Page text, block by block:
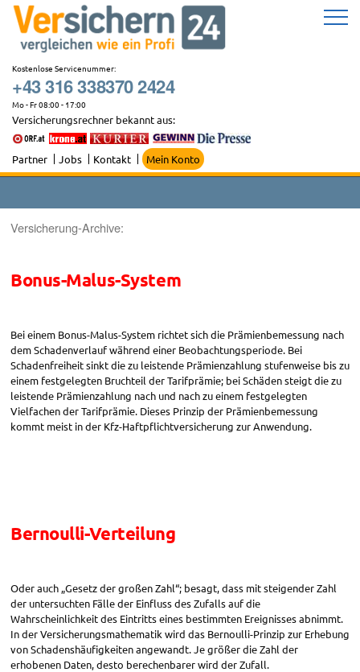
Zum
Inhalt
springen
Kostenlose Servicenummer:
+43 316 338370 2424
Mo - Fr 08:00 - 17:00
Versicherungsrechner bekannt aus:
Partner Jobs Kontakt Mein Konto
Versicherung-Archive:
Bonus-Malus-System
Bei einem Bonus-Malus-System richtet sich die Prämienbemessung nach
dem Schadenverlauf während einer Beobachtungsperiode. Bei
Schadenfreiheit sinkt die zu leistende Prämienzahlung stufenweise bis zu
einem festgelegten Bruchteil der Tarifprämie; bei Schäden steigt die zu
leistende Prämienzahlung nach und nach zu einem festgelegten
Vielfachen der Tarifprämie. Dieses Prinzip der Prämienbemessung
kommt meist in der Kfz-Haftpflichtversicherung zur Anwendung.
Bernoulli-Verteilung
Oder auch „Gesetz der großen Zahl“; besagt, dass mit steigender Zahl
der untersuchten Fälle der Einfluss des Zufalls auf die
Wahrscheinlichkeit des Eintritts eines bestimmten Ereignisses abnimmt.
In der Versicherungsmathematik wird das Bernoulli-Prinzip zur Erhebung
von Schadenshäufigkeiten angewandt. Je größer die Zahl der
erhobenen Daten, desto berechenbarer wird der Zufall.